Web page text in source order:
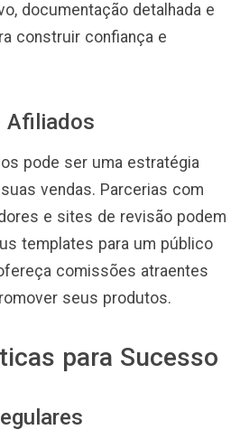
documentação detalhada e
construir confiança e
Afiliados
pode ser uma estratégia
vendas. Parcerias com
e sites de revisão podem
templates para um público
comissões atraentes
seus produtos.
para Sucesso